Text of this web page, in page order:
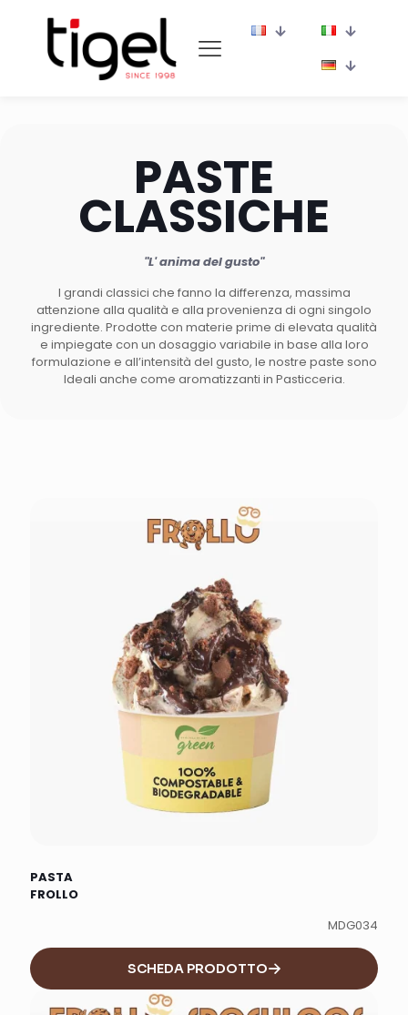
PASTE
CLASSICHE
"L' anima del gusto"
I grandi classici che fanno la differenza, massima
attenzione alla qualità e alla provenienza di ogni singolo
ingrediente. Prodotte con materie prime di elevata qualità
e impiegate con un dosaggio variabile in base alla loro
formulazione e all’intensità del gusto, le nostre paste sono
Ideali anche come aromatizzanti in Pasticceria.
PASTA
FROLLO
MDG034
SCHEDA PRODOTTO